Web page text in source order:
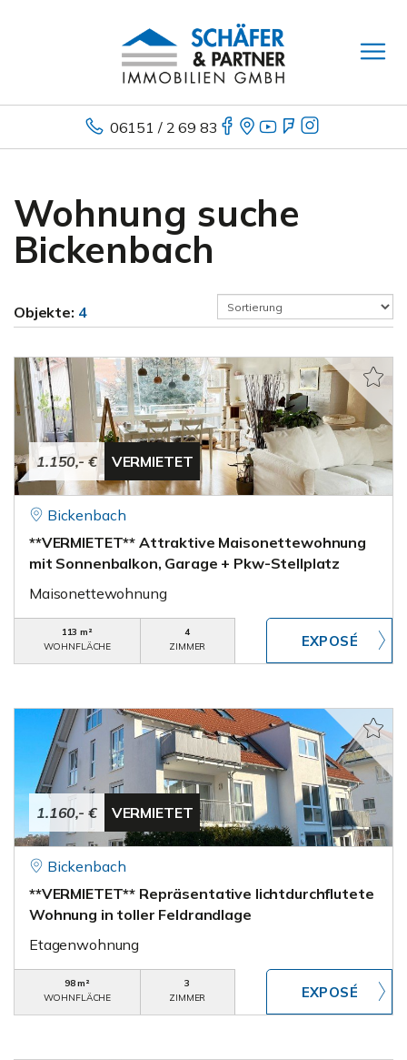
06151 / 2 69 83
Wohnung suche
Bickenbach
Objekte: 4
1.150,- € VERMIETET
Bickenbach
**VERMIETET** Attraktive Maisonettewohnung
mit Sonnenbalkon, Garage + Pkw-Stellplatz
Maisonettewohnung
113 m²
WOHNFLÄCHE
4
ZIMMER
1.160,- € VERMIETET
Bickenbach
**VERMIETET** Repräsentative lichtdurchflutete
Wohnung in toller Feldrandlage
Etagenwohnung
98 m²
WOHNFLÄCHE
3
ZIMMER